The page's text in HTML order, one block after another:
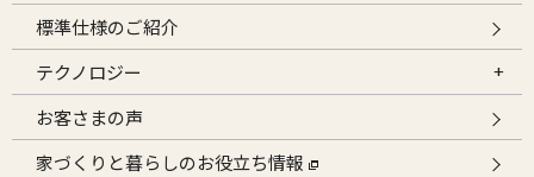
標準仕様のご紹介
テクノロジー
お客さまの声
家づくりと暮らしのお役立ち情報